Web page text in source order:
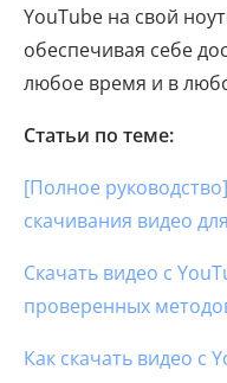
YouTube на свой
обеспечивая себе
любое время и в
Статьи по теме:
[Полное
скачивания видео
Скачать видео с
проверенных
Как скачать видео с